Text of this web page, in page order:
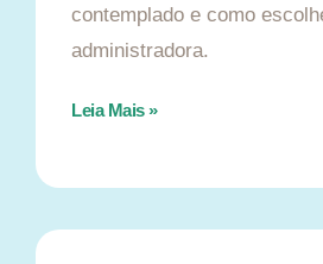
contemplado e como
administradora.
Leia Mais »